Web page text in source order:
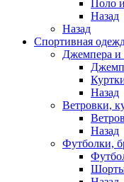
Поло
Назад
Назад
Спортивная
Джемпера
Назад
Ветровки,
Назад
Футболки,